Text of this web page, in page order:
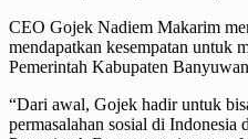
CEO Gojek Nadiem Makarim
mendapatkan kesempatan untuk
Pemerintah Kabupaten
“Dari awal, Gojek hadir untuk
permasalahan sosial di Indonesia